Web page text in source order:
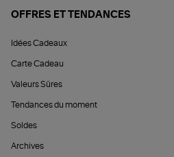
OFFRES ET TENDANCES
Idées Cadeaux
Carte Cadeau
Valeurs Sûres
Tendances du moment
Soldes
Archives